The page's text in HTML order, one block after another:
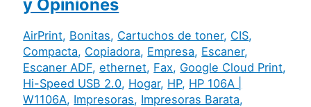
y Opiniones
AirPrint, Bonitas, Cartuchos de toner, CIS,
Compacta, Copiadora, Empresa, Escaner,
Escaner ADF,ethernet, Fax, Google Cloud Print,
Hi-Speed USB 2.0, Hogar, HP, HP 106A |
W1106A, Impresoras, Impresoras Barata,